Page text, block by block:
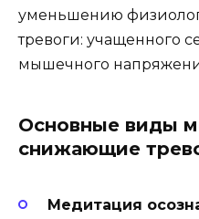
уменьшению
тревоги: учащенного
мышечного
Основные виды
снижающие
Медитация